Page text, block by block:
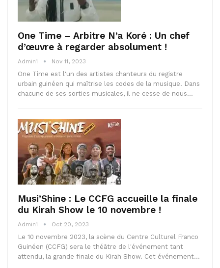
One Time – Arbitre N’a Koré : Un chef
d’œuvre à regarder absolument !
Admin1 Nov 11, 2023
One Time est l'un des artistes chanteurs du registre
urbain guinéen qui maîtrise les codes de la musique. Dans
chacune de ses sorties musicales, il ne cesse de nous…
Musi’Shine : Le CCFG accueille la finale
du Kirah Show le 10 novembre !
Admin1 Oct 20, 2023
Le 10 novembre 2023, la scène du Centre Culturel Franco
Guinéen (CCFG) sera le théâtre de l'événement tant
attendu, la grande finale du Kirah Show. Cet événement…